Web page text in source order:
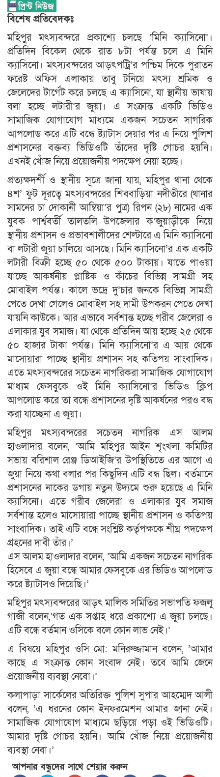
বিশেষ প্রতিবেদকঃ
মহিপুর মৎস্যবন্দরে প্রকাশ্যে চলছে ’মিনি ক্যাসিনো’।
প্রতিদিন বিকেল থেকে রাত ৮টা পর্যন্ত চলে এ মিনি
ক্যাসিনো। মৎস্যবন্দরের আড়ৎপট্রি’র পশ্চিম দিকে পুরাতন
ফরেষ্ট অফিস এলাকায় তাবু টনিয়ে মৎস্য শ্রমিক ও
জেলেদের টার্গেট করে চলছে এ ক্যাসিনো, যা স্থানীয় ভাষায়
বলা হচ্ছে লটারী’র জুয়া। এ সংক্রান্ত একটি ভিডিও
সামাজিক যোগাযোগ মাধ্যমে একজন সচেতন সাগরিক
আপলোড করে এটি বন্ধে ষ্ট্যাটাস দেয়ার পর এ নিয়ে পুলিশ
প্রশাসনের বক্তব্য ভিডিওটি তাঁদের দৃষ্টি গোচর হয়নি।
এখনই খোঁজ নিয়ে প্রয়োজনীয় পদক্ষেপ নেয়া হচ্ছে।
প্রত্যক্ষদর্শী ও স্থানীয় সূত্রে জানা যায়, মহিপুর থানা থেকে
৪শ’ ফুট দূরত্বে মৎস্যবন্দরের শিববাড়িয়া নদীতীরে (থানার
সামনের চা দোকানী আম্বিয়া’র পুত্র) রিপন (২৮) নামের এক
যুবক পার্শ্ববর্তী তালতলি উপজেলার ক’জুয়াড়ীকে নিয়ে
স্থানীয় প্রশাসন ও প্রভাবশালীদের শেল্টারে এ মিনি ক্যাসিনো
বা লটারী জুয়া চালিয়ে আসছে। মিনি ক্যাসিনো’র এক একটি
লটারী বিক্রী হচ্ছে ৫০ থেকে ৫০০ টাকায়। যাতে পাওয়া
যাচ্ছে আকর্ষনীয় প্লাষ্টিক ও কাঁচের বিভিন্ন সামগ্রী সহ
মোবাইল পর্যন্ত। কালে ভদ্রে দু’চার জনকে বিভিন্ন সামগ্রী
পেতে দেখা গেলেও মোবাইল সহ দামী উপকরন পেতে দেখা
যায়নি কাউকে। আর এভাবে সর্বশান্ত হচ্ছে গরীব জেলেরা ও
এলাকার যুব সমাজ। যা থেকে প্রতিদিন আয় হচ্ছে ২৫ থেকে
৫০ হাজার টাকা পর্যন্ত। মিনি ক্যাসিনো’র এ আয় থেকে
মাসোয়ারা পাচ্ছে স্থানীয় প্রশাসন সহ কতিপয় সাংবাদিক।
এতে মৎস্যবন্দরের সচেতন নাগরিকরা সামাজিক যোগাযোগ
মাধ্যম ফেসবুকে ওই মিনি ক্যাসিনো’র ভিডিও ক্লিপ
আপলোড করে তা বন্ধে প্রশাসনের দৃষ্টি আকর্ষনের পরও বন্ধ
করা যাচ্ছেনা এ জুয়া।
মহিপুর মৎস্যবন্দরের সচেতন নাগরিক এস আলম
হাওলাদার বলেন, ’আমি মহিপুর আইন শৃংখলা কমিটির
সভায় বরিশাল রেঞ্জ ডিআইজি’র উপস্থিতিতে এর আগে এ
জুয়া নিয়ে কথা বলার পর কিছুদিন এটি বন্ধ ছিল। বর্তমানে
প্রশাসনের নাকের ডগায় নতুন উদ্যমে শুরু হয়েছে এ মিনি
ক্যাসিনো। এতে গরীব জেলেরা ও এলাকার যুব সমাজ
সর্বশান্ত হলেও মাসোয়ারা পাচ্ছে স্থানীয় প্রশাসন ও কতিপয়
সাংবাদিক। তাই এটি বন্ধে সংশ্লিষ্ট কর্তৃপক্ষকে শীঘ্র পদক্ষেপ
গ্রহনের দাবী তাঁর।’
এস আলম হাওলাদার বলেন, ’আমি একজন সচেতন নাগরিক
হিসেবে এ জুয়া বন্ধে আমার ফেসবুকে এর ভিডিও আপলোড
করে ষ্ট্যাটাসও দিয়েছি।’
মহিপুর মৎস্যবন্দরের আড়ৎ মালিক সমিতির সভাপতি ফজলু
গাজী বলেন,’গত এক সপ্তাহ ধরে প্রকাশ্যে এ জুয়া চলছে।
এটি বন্ধে বর্তমান ওসিকে বলে কোন লাভ নেই।’
এ বিষয়ে মহিপুর ওসি মো: মনিরুজ্জামান বলেন, ’আমার
কাছে এ সংক্রান্ত কোন সংবাদ নেই। তবে আমি জেনে
প্রয়োজনীয় ব্যবস্থা নেবো।’
কলাপাড়া সার্কেলের অতিরিক্ত পুলিশ সুপার আহম্মেদ আলী
বলেন, ’এ ধরনের কোন ইনফরমেশন আমার জানা নেই।
সামাজিক যোগাযোগ মাধ্যমে ছড়িয়ে পড়া ওই ভিডিওটি।
আমার দৃষ্টি গোচর হয়নি। আমি খোঁজ নিয়ে প্রয়োজনীয়
ব্যবস্থা নেবা।’
আপনার বন্ধুদের সাথে শেয়ার করুন